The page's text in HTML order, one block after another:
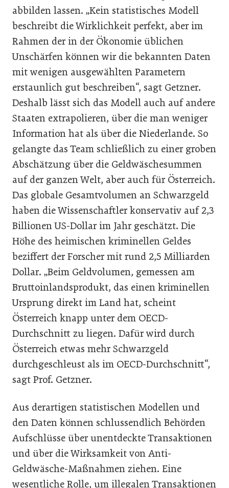
abbilden lassen. „Kein statistisches Modell
beschreibt die Wirklichkeit perfekt, aber im
Rahmen der in der Ökonomie üblichen
Unschärfen können wir die bekannten Daten
mit wenigen ausgewählten Parametern
erstaunlich gut beschreiben“, sagt Getzner.
Deshalb lässt sich das Modell auch auf andere
Staaten extrapolieren, über die man weniger
Information hat als über die Niederlande. So
gelangte das Team schließlich zu einer groben
Abschätzung über die Geldwäschesummen
auf der ganzen Welt, aber auch für Österreich.
Das globale Gesamtvolumen an Schwarzgeld
haben die Wissenschaftler konservativ auf 2,3
Billionen US-Dollar im Jahr geschätzt. Die
Höhe des heimischen kriminellen Geldes
beziffert der Forscher mit rund 2,5 Milliarden
Dollar. „Beim Geldvolumen, gemessen am
Bruttoinlandsprodukt, das einen kriminellen
Ursprung direkt im Land hat, scheint
Österreich knapp unter dem OECD-
Durchschnitt zu liegen. Dafür wird durch
Österreich etwas mehr Schwarzgeld
durchgeschleust als im OECD-Durchschnitt“,
sagt Prof. Getzner.
Aus derartigen statistischen Modellen und
den Daten können schlussendlich Behörden
Aufschlüsse über unentdeckte Transaktionen
und über die Wirksamkeit von Anti-
Geldwäsche-Maßnahmen ziehen. Eine
wesentliche Rolle, um illegalen Transaktionen